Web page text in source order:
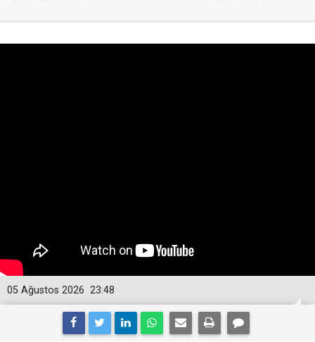
23:48
05 Ağustos 2026